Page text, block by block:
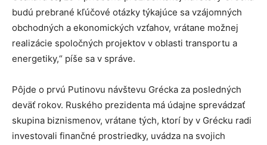
budú prebrané kľúčové otázky týkajúce sa vzájomných
obchodných a ekonomických vzťahov, vrátane možnej
realizácie spoločných projektov v oblasti transportu a
energetiky,“ píše sa v správe.
Pôjde o prvú Putinovu návštevu Grécka za posledných
deväť rokov. Ruského prezidenta má údajne sprevádzať
skupina biznismenov, vrátane tých, ktorí by v Grécku radi
investovali finančné prostriedky, uvádza na svojich